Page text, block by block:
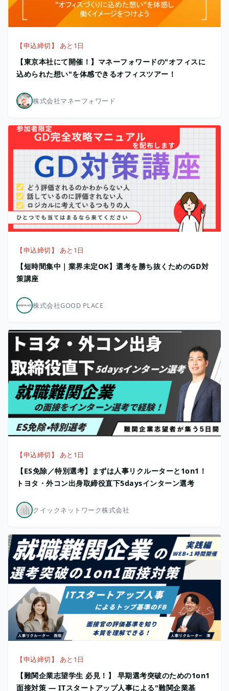
【申込締切】 あと1日
【東京本社にて開催！】マネーフォワードの"オフィスに​
込められた​想い"を体感できるオフィスツアー！
株式会社マネーフォワード
【申込締切】 あと1日
【短時間集中｜業界未定OK】選考を勝ち抜くためのGD対
策講座
株式会社GOOD PLACE
【申込締切】 あと1日
【ES免除／特別選考】まずは人事リクルーターと1on1！
トヨタ・外コン出身取締役直下5daysインターン選考
クイックネットワーク株式会社
【申込締切】 あと1日
【難関企業志望学生 必見！】 早期選考突破のための1on1
面接対策 ― ITスタートアップ人事による"難関企業基